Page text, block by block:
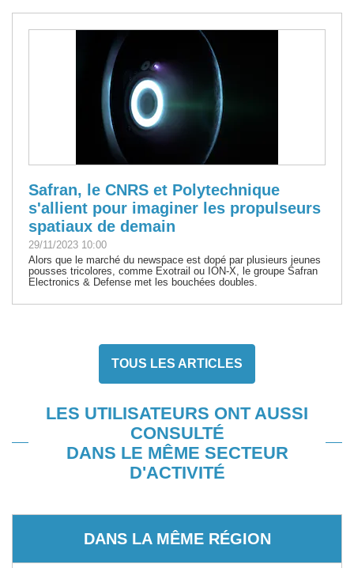
Safran, le CNRS et Polytechnique
s'allient pour imaginer les propulseurs
spatiaux de demain
29/11/2023 10:00
Alors que le marché du newspace est dopé par plusieurs jeunes
pousses tricolores, comme Exotrail ou ION-X, le groupe Safran
Electronics & Defense met les bouchées doubles.
TOUS LES ARTICLES
LES UTILISATEURS ONT AUSSI
CONSULTÉ
DANS LE MÊME SECTEUR
D'ACTIVITÉ
DANS LA MÊME RÉGION